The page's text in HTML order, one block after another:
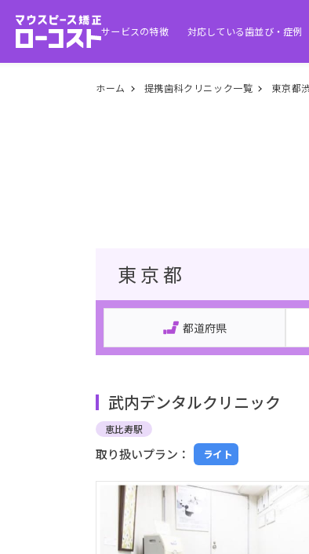
サービスの特徴 対応している歯並び・症例
ホーム 提携歯科クリニック一覧 東京都
東京都
都道府県
武内デンタルクリニック
恵比寿駅
取り扱いプラン： ライト